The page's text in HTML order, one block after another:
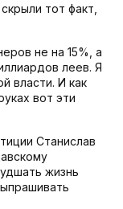
тот факт,
не на 15%, а
леев. Я
власти. И как
вот эти
Станислав
жизнь